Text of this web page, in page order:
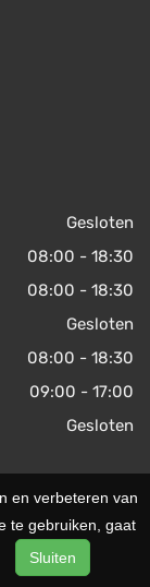
Gesloten
08:00 - 18:30
08:00 - 18:30
Gesloten
08:00 - 18:30
09:00 - 17:00
Gesloten
en verbeteren van
te gebruiken, gaat
Sluiten